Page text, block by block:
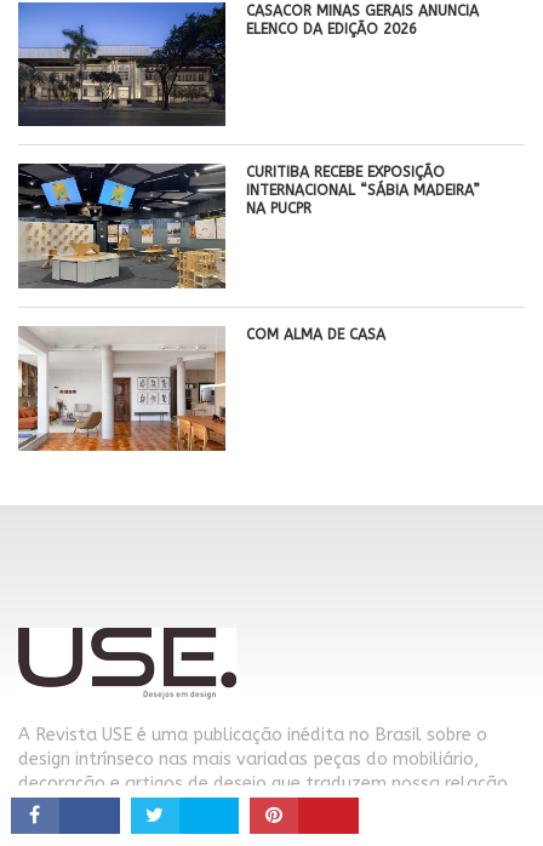
CASACOR MINAS GERAIS ANUNCIA
ELENCO DA EDIÇÃO 2026
CURITIBA RECEBE EXPOSIÇÃO
INTERNACIONAL “SÁBIA MADEIRA”
NA PUCPR
COM ALMA DE CASA
A Revista USE é uma publicação inédita no Brasil sobre o
design intrínseco nas mais variadas peças do mobiliário,
decoração e artigos de desejo que traduzem nossa relação
com o mundo e tudo o que nos cerca.